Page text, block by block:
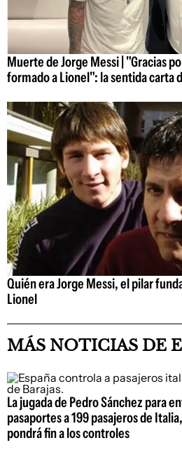
Muerte de Jorge Messi | "Gracias
formado a Lionel": la sentida carta
Quién era Jorge Messi, el pilar
Lionel
MÁS NOTICIAS DE
La jugada de Pedro Sánchez para
pasaportes a 199 pasajeros de
pondrá fin a los controles